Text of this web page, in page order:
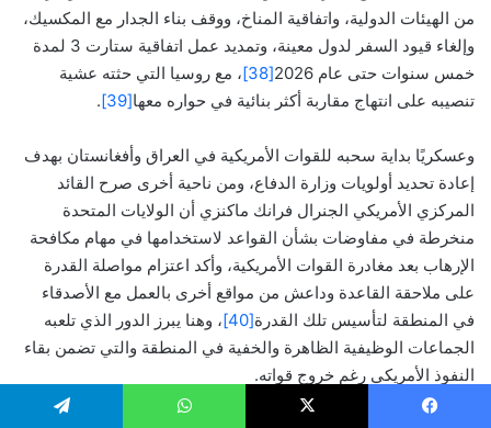
من الهيئات الدولية، واتفاقية المناخ، ووقف بناء الجدار مع المكسيك،
وإلغاء قيود السفر لدول معينة، وتمديد عمل اتفاقية ستارت 3 لمدة
خمس سنوات حتى عام 2026
[38]
، مع روسيا التي حثته عشية
تنصيبه على انتهاج مقاربة أكثر بنائية في حواره معها[39]
.
وعسكريًا بداية سحبه للقوات الأمريكية في العراق وأفغانستان بهدف
إعادة تحديد أولويات وزارة الدفاع، ومن ناحية أخرى صرح القائد
المركزي الأمريكي الجنرال فرانك ماكنزي أن الولايات المتحدة
منخرطة في مفاوضات بشأن القواعد لاستخدامها في مهام مكافحة
الإرهاب بعد مغادرة القوات الأمريكية، وأكد اعتزام مواصلة القدرة
على ملاحقة القاعدة وداعش من مواقع أخرى بالعمل مع الأصدقاء
في المنطقة لتأسيس تلك القدرة[40]
، وهنا يبرز الدور الذي تلعبه
الجماعات الوظيفية الظاهرة والخفية في المنطقة والتي تضمن بقاء
النفوذ الأمريكي رغم خروج قواته.